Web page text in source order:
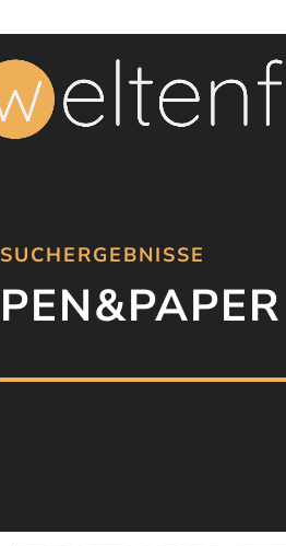
SUCHERGEBNISSE
PEN&PAPER